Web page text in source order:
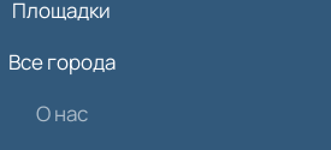
Площадки
Все города
О нас